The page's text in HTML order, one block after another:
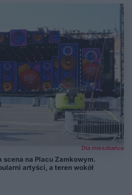
Dla mieszkańca
scena na Placu Zamkowym.
artyści, a teren wokół